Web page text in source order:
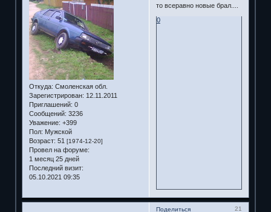
Откуда: Смоленская обл.
Зарегистрирован: 12.11.2011
Приглашений: 0
Сообщений: 3236
Уважение: +399
Пол: Мужской
Возраст: 51 [1974-12-20]
Провел на форуме:
1 месяц 25 дней
Последний визит:
05.10.2021 09:35
то всеравно новые брал....
0
Поделиться 21